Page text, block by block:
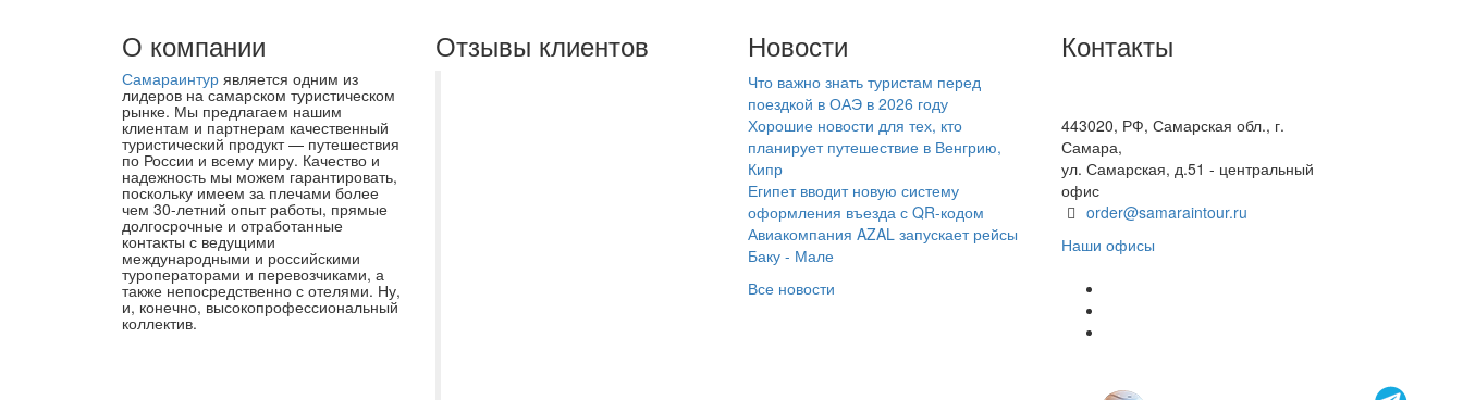
О компании
Самараинтур является одним из
лидеров на самарском туристическом
рынке. Мы предлагаем нашим
клиентам и партнерам качественный
туристический продукт — путешествия
по России и всему миру. Качество и
надежность мы можем гарантировать,
поскольку имеем за плечами более
чем 30-летний опыт работы, прямые
долгосрочные и отработанные
контакты с ведущими
международными и российскими
туроператорами и перевозчиками, а
также непосредственно с отелями. Ну,
и, конечно, высокопрофессиональный
коллектив.
Отзывы клиентов Новости
Что важно знать туристам перед
поездкой в ОАЭ в 2026 году
Хорошие новости для тех, кто
планирует путешествие в Венгрию,
Кипр
Египет вводит новую систему
оформления въезда с QR-кодом
Авиакомпания AZAL запускает рейсы
Баку - Мале
Все новости
Контакты
443020, РФ, Самарская обл., г.
Самара,
ул. Самарская, д.51 - центральный
офис
order@samaraintour.ru
Наши офисы